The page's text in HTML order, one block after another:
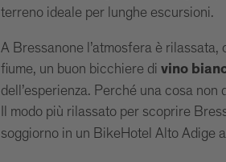
terreno ideale per lunghe escursioni.
A Bressanone l’atmosfera è
fiume, un buon bicchiere di vino
dell’esperienza. Perché una cosa
Il modo più rilassato per scoprire
soggiorno in un BikeHotel Alto Adige